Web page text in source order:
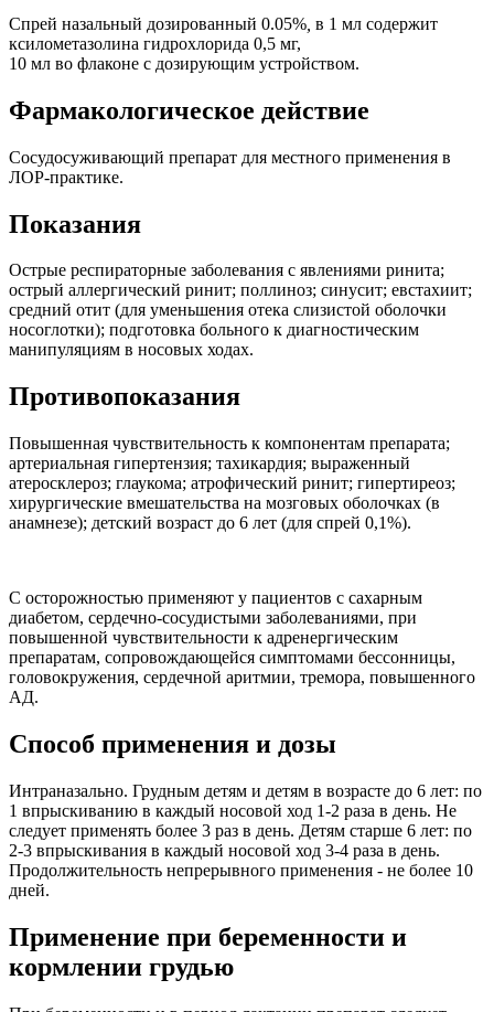
Спрей назальный дозированный 0.05% в 1 мл содержит
ксилометазолина гидрохлорида 0,5 мг,
10 мл во флаконе с дозирующим устройством.
Фармакологическое действие
Сосудосуживающий препарат для местного применения в
ЛОР-практике.
Показания
Острые респираторные заболевания с явлениями ринита;
острый аллергический ринит; поллиноз; синусит; евстахиит;
средний отит (для уменьшения отека слизистой оболочки
носоглотки); подготовка больного к диагностическим
манипуляциям в носовых ходах.
Противопоказания
Повышенная чувствительность к компонентам препарата;
артериальная гипертензия; тахикардия; выраженный
атеросклероз; глаукома; атрофический ринит; гипертиреоз;
хирургические вмешательства на мозговых оболочках (в
анамнезе); детский возраст до 6 лет (для спрей 0,1%).
С осторожностью применяют у пациентов с сахарным
диабетом, сердечно-сосудистыми заболеваниями, при
повышенной чувствительности к адренергическим
препаратам, сопровождающейся симптомами бессонницы,
головокружения, сердечной аритмии, тремора, повышенного
АД.
Способ применения и дозы
Интраназально. Грудным детям и детям в возрасте до 6 лет: по
1 впрыскиванию в каждый носовой ход 1-2 раза в день. Не
следует применять более 3 раз в день. Детям старше 6 лет: по
2-3 впрыскивания в каждый носовой ход 3-4 раза в день.
Продолжительность непрерывного применения - не более 10
дней.
Применение при беременности и
кормлении грудью